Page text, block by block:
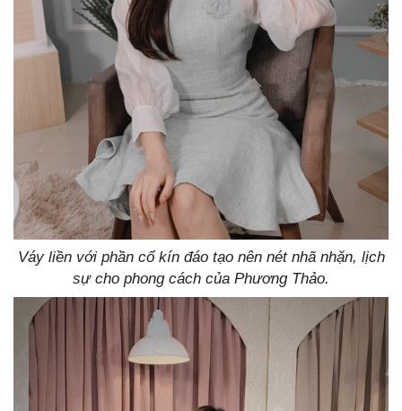
Váy liền với phần cổ kín đáo tạo nên nét nhã nhặn, lịch
sự cho phong cách của Phương Thảo.